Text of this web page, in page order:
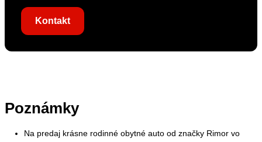
Kontakt
Poznámky
Na predaj krásne rodinné obytné auto od značky Rimor vo